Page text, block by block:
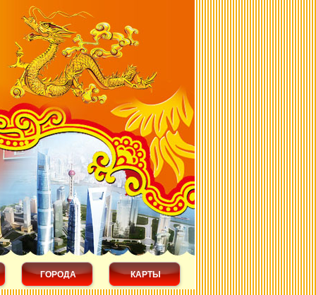
ГОРОДА КАРТЫ